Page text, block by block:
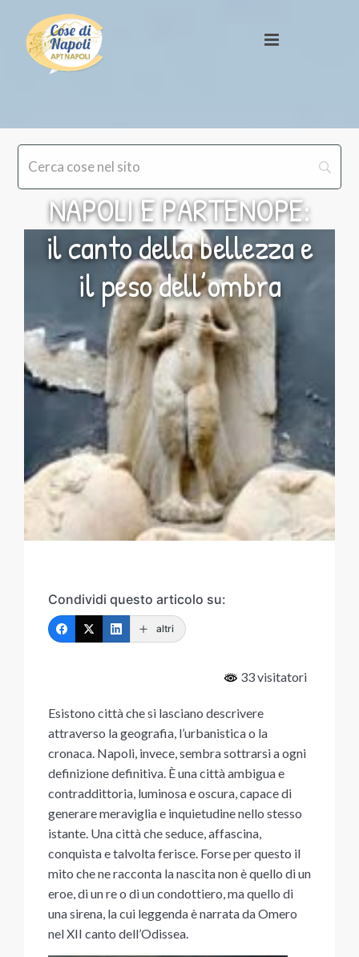
NAPOLI E PARTENOPE:
il canto della bellezza e
il peso dell’ombra
Condividi questo articolo su:
altri
33 visitatori
Esistono città che si lasciano descrivere
attraverso la geografia, l’urbanistica o la
cronaca. Napoli, invece, sembra sottrarsi a ogni
definizione definitiva. È una città ambigua e
contraddittoria, luminosa e oscura, capace di
generare meraviglia e inquietudine nello stesso
istante. Una città che seduce, affascina,
conquista e talvolta ferisce. Forse per questo il
mito che ne racconta la nascita non è quello di un
eroe, di un re o di un condottiero, ma quello di
una sirena, la cui leggenda è narrata da Omero
nel XII canto dell’Odissea.